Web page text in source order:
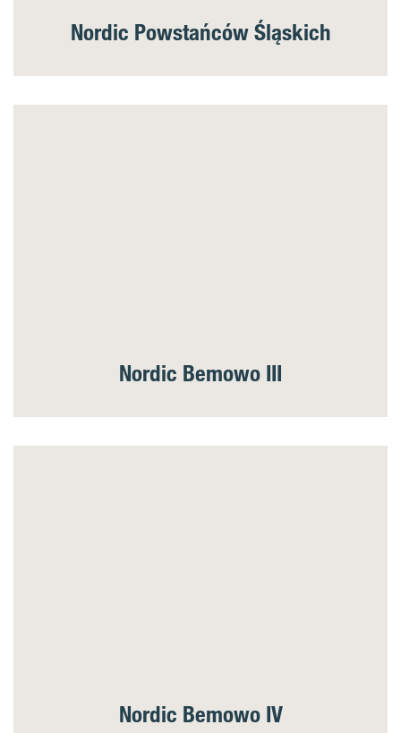
Nordic Powstańców Śląskich
Nordic Bemowo III
Nordic Bemowo IV